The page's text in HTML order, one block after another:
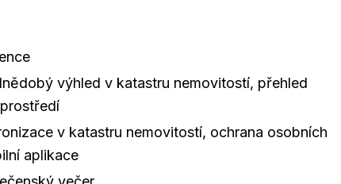
výhled v katastru nemovitostí, přehled
v katastru nemovitostí, ochrana osobních
aplikace